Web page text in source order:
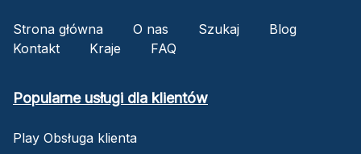
Strona główna O nas Szukaj
Blog
Kontakt
Kraje FAQ
Popularne usługi dla klientów
Play Obsługa klienta